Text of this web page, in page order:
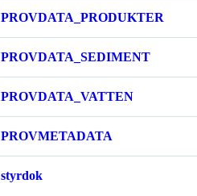
PROVDATA_PRODUKTER
PROVDATA_SEDIMENT
PROVDATA_VATTEN
PROVMETADATA
styrdok